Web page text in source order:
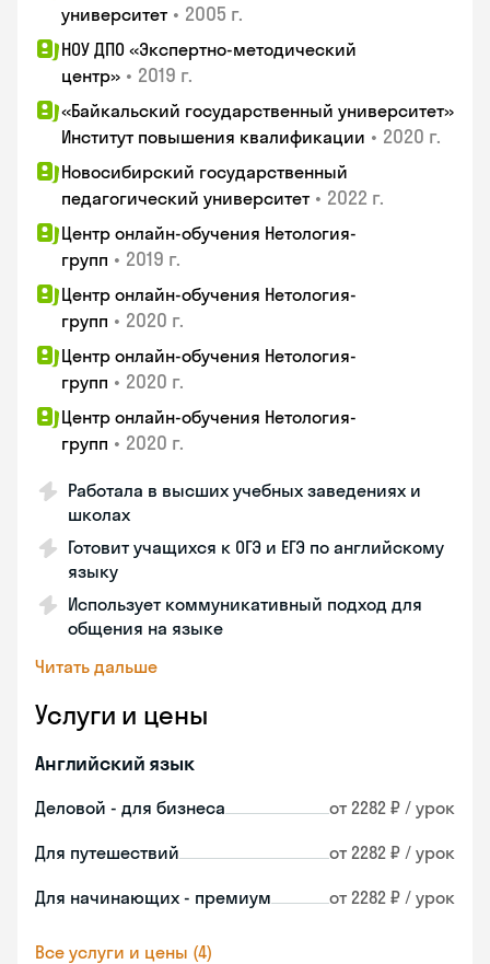
университет • 2005 г.
НОУ ДПО «Экспертно-методический
центр» • 2019 г.
«Байкальский государственный университет»
Институт повышения квалификации • 2020 г.
Новосибирский государственный
педагогический университет • 2022 г.
Центр онлайн-обучения Нетология-
групп • 2019 г.
Центр онлайн-обучения Нетология-
групп • 2020 г.
Центр онлайн-обучения Нетология-
групп • 2020 г.
Центр онлайн-обучения Нетология-
групп • 2020 г.
Работала в высших учебных заведениях и
школах
Готовит учащихся к ОГЭ и ЕГЭ по английскому
языку
Использует коммуникативный подход для
общения на языке
Читать дальше
Услуги и цены
Английский язык
Деловой - для бизнеса от 2282 ₽ / урок
Для путешествий от 2282 ₽ / урок
Для начинающих - премиум от 2282 ₽ / урок
Все услуги и цены (4)